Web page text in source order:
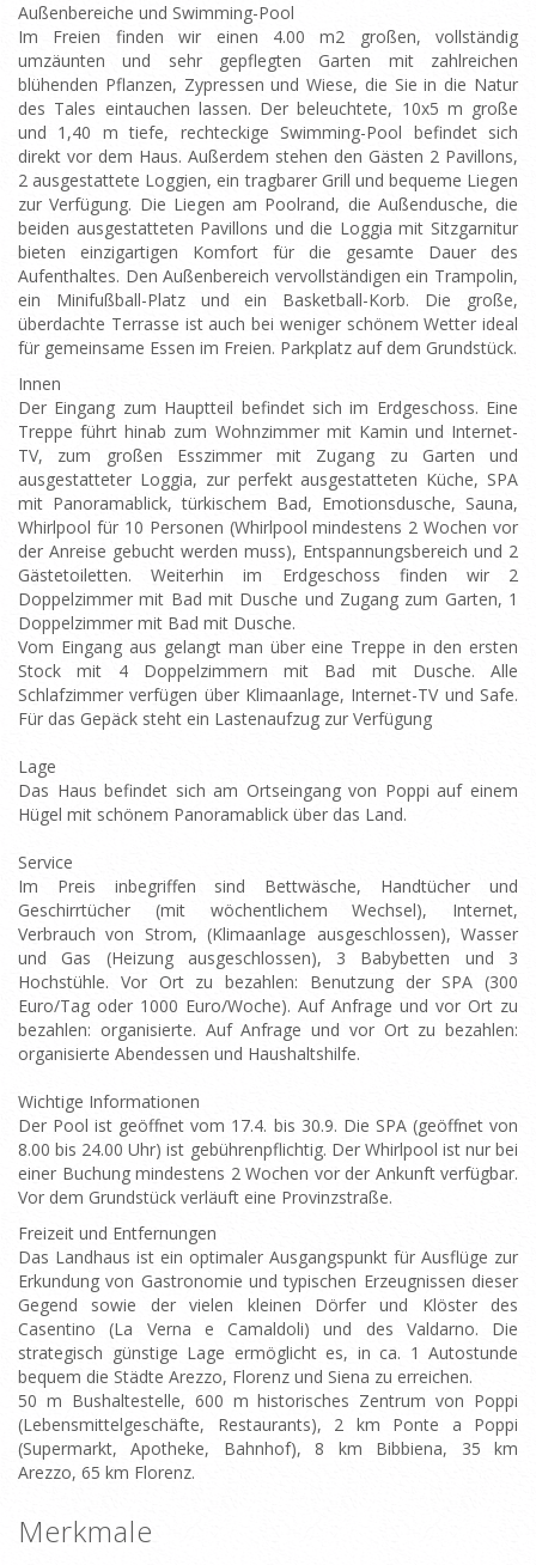
Außenbereiche und Swimming-Pool
Im Freien finden wir einen 4.00 m2 großen, vollständig
umzäunten und sehr gepflegten Garten mit zahlreichen
blühenden Pflanzen, Zypressen und Wiese, die Sie in die Natur
des Tales eintauchen lassen. Der beleuchtete, 10x5 m große
und 1,40 m tiefe, rechteckige Swimming-Pool befindet sich
direkt vor dem Haus. Außerdem stehen den Gästen 2 Pavillons,
2 ausgestattete Loggien, ein tragbarer Grill und bequeme Liegen
zur Verfügung. Die Liegen am Poolrand, die Außendusche, die
beiden ausgestatteten Pavillons und die Loggia mit Sitzgarnitur
bieten einzigartigen Komfort für die gesamte Dauer des
Aufenthaltes. Den Außenbereich vervollständigen ein Trampolin,
ein Minifußball-Platz und ein Basketball-Korb. Die große,
überdachte Terrasse ist auch bei weniger schönem Wetter ideal
für gemeinsame Essen im Freien. Parkplatz auf dem Grundstück.
Innen
Der Eingang zum Hauptteil befindet sich im Erdgeschoss. Eine
Treppe führt hinab zum Wohnzimmer mit Kamin und Internet-
TV, zum großen Esszimmer mit Zugang zu Garten und
ausgestatteter Loggia, zur perfekt ausgestatteten Küche, SPA
mit Panoramablick, türkischem Bad, Emotionsdusche, Sauna,
Whirlpool für 10 Personen (Whirlpool mindestens 2 Wochen vor
der Anreise gebucht werden muss), Entspannungsbereich und 2
Gästetoiletten. Weiterhin im Erdgeschoss finden wir 2
Doppelzimmer mit Bad mit Dusche und Zugang zum Garten, 1
Doppelzimmer mit Bad mit Dusche.
Vom Eingang aus gelangt man über eine Treppe in den ersten
Stock mit 4 Doppelzimmern mit Bad mit Dusche. Alle
Schlafzimmer verfügen über Klimaanlage, Internet-TV und Safe.
Für das Gepäck steht ein Lastenaufzug zur Verfügung
Lage
Das Haus befindet sich am Ortseingang von Poppi auf einem
Hügel mit schönem Panoramablick über das Land.
Service
Im Preis inbegriffen sind Bettwäsche, Handtücher und
Geschirrtücher (mit wöchentlichem Wechsel), Internet,
Verbrauch von Strom, (Klimaanlage ausgeschlossen), Wasser
und Gas (Heizung ausgeschlossen), 3 Babybetten und 3
Hochstühle. Vor Ort zu bezahlen: Benutzung der SPA (300
Euro/Tag oder 1000 Euro/Woche). Auf Anfrage und vor Ort zu
bezahlen: organisierte. Auf Anfrage und vor Ort zu bezahlen:
organisierte Abendessen und Haushaltshilfe.
Wichtige Informationen
Der Pool ist geöffnet vom 17.4. bis 30.9. Die SPA (geöffnet von
8.00 bis 24.00 Uhr) ist gebührenpflichtig. Der Whirlpool ist nur bei
einer Buchung mindestens 2 Wochen vor der Ankunft verfügbar.
Vor dem Grundstück verläuft eine Provinzstraße.
Freizeit und Entfernungen
Das Landhaus ist ein optimaler Ausgangspunkt für Ausflüge zur
Erkundung von Gastronomie und typischen Erzeugnissen dieser
Gegend sowie der vielen kleinen Dörfer und Klöster des
Casentino (La Verna e Camaldoli) und des Valdarno. Die
strategisch günstige Lage ermöglicht es, in ca. 1 Autostunde
bequem die Städte Arezzo, Florenz und Siena zu erreichen.
50 m Bushaltestelle, 600 m historisches Zentrum von Poppi
(Lebensmittelgeschäfte, Restaurants), 2 km Ponte a Poppi
(Supermarkt, Apotheke, Bahnhof), 8 km Bibbiena, 35 km
Arezzo, 65 km Florenz.
Merkmale